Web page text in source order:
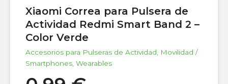
Xiaomi Correa para Pulsera de
Actividad Redmi Smart Band 2 –
Color Verde
Accesorios para Pulseras de Actividad
Movilidad /
Smartphones Wearables